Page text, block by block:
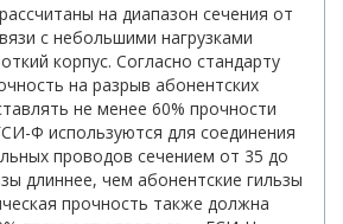
на диапазон сечения от
с небольшими нагрузками
корпус. Согласно стандарту
на разрыв абонентских
не менее 60% прочности
Ф используются для соединения
проводов сечением от 35 до
длиннее, чем абонентские гильзы
прочность также должна